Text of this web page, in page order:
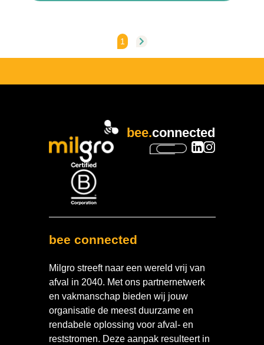
1
bee.connected
bee connected
Milgro streeft naar een wereld vrij van
afval in 2040. Met ons partnernetwerk
en vakmanschap bieden wij jouw
organisatie de meest duurzame en
rendabele oplossing voor afval- en
reststromen. Deze aanpak resulteert in